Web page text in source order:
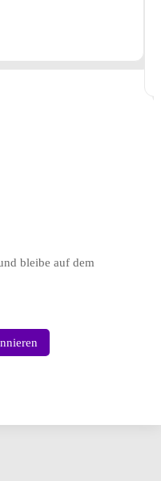
bleibe auf dem